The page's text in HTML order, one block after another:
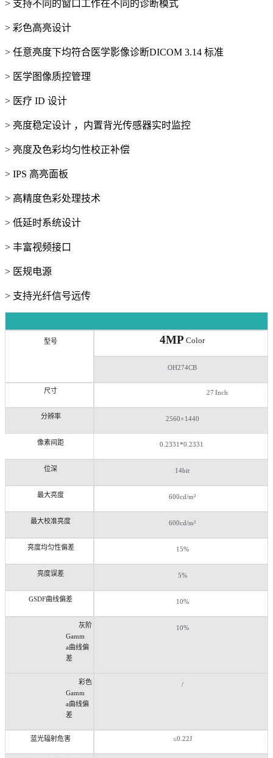
> 支持不同的窗口工作在不同的诊断模式
> 彩色高亮设计
> 任意亮度下均符合医学影像诊断DICOM 3.14 标准
> 医学图像质控管理
> 医疗 ID 设计
> 亮度稳定设计 ，内置背光传感器实时监控
> 亮度及色彩均匀性校正补偿
> IPS 高亮面板
> 高精度色彩处理技术
> 低延时系统设计
> 丰富视频接口
> 医规电源
> 支持光纤信号远传
型号 4MP Color
OH274CB
尺寸 27 Inch
分辨率 2560× 1440
像素间距 0.2331*0.2331
位深 14bit
最大亮度 600cd/m²
最大校准亮度 600cd/m²
亮度均匀性偏差 15%
亮度误差 5%
GSDF曲线偏差 10%
灰阶
Gamm
a曲线偏
差
10%
彩色
Gamm
a曲线偏
差
/
蓝光辐射危害 ≤0.22J